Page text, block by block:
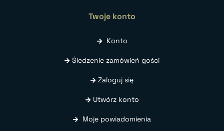
Twoje konto
Konto
Śledzenie zamówień gości
Zaloguj się
Utwórz konto
Moje powiadomienia